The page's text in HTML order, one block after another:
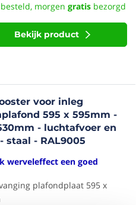
morgen gratis bezorgd
Bekijk product
voor inleg
595 x 595mm -
- luchtafvoer en
staal - RAL9005
werveleffect een goed
plafondplaat 595 x